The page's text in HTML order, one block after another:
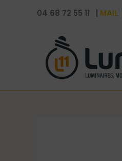
04 68 72 55 11 | MAIL